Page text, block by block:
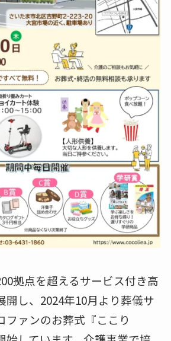
拠点を超えるサービス付き高
開し、2024年10月より葬儀サ
ファンのお葬式『ここり